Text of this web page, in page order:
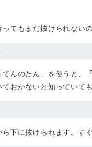
てもまだ抜けられない
んのたん」を使うと、
おかないと知っていて
下に抜けられます。す